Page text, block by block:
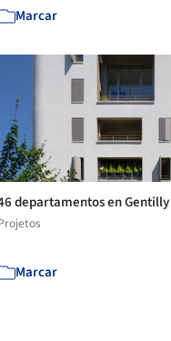
Marcar
departamentos en
Marcar